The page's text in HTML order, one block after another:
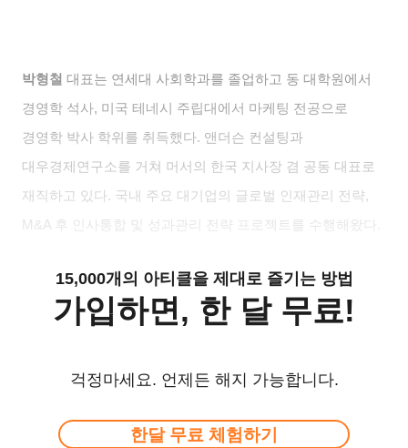
박형철 대표는 연세대 사회학과를 졸업하고 동 대학원에서
경영학 석사, 미국 테네시 주립대에서 마케팅 전공으로
경영학 박사 학위를 취득했다. 앤더슨 컨설팅과
대우경제연구소를 거쳐 머서의 한국 지사장 겸 공동 대표로
재직하고 있다. 국내 주요 대기업의 글로벌 인재관리 전략,
M&A 후 인사통합 및 성과관리 전략 프로젝트를 수행해왔다.
15,000개의 아티클을 제대로 즐기는 방법
가입하면, 한 달 무료!
걱정마세요. 언제든 해지 가능합니다.
한달 무료 체험하기